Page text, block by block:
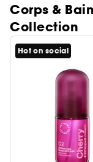
Corps &
Collection
Hot on social